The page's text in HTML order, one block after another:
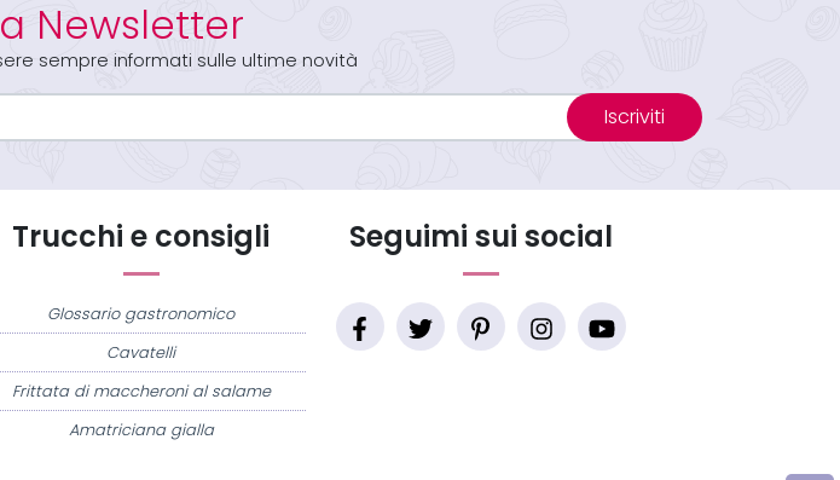
Newsletter
sempre informati sulle ultime novità
Iscriviti
Trucchi e consigli
Glossario gastronomico
Cavatelli
Frittata di maccheroni al salame
Amatriciana gialla
Seguimi sui social